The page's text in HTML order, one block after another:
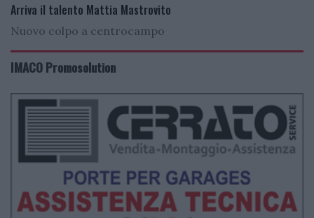
Arriva il talento Mattia Mastrovito
Nuovo colpo a centrocampo
IMACO Promosolution